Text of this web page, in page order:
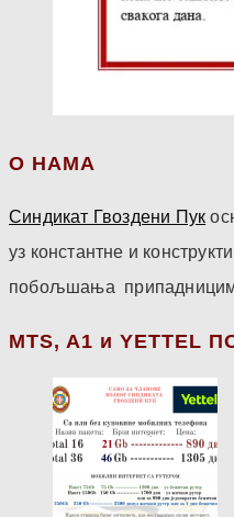
О НАМА
Синдикат Гвоздени Пук
уз константне и
побољшања
МТS, A1 и YETTEL